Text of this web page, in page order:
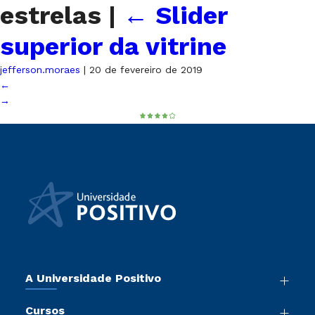
estrelas | ← Slider
superior da vitrine
jefferson.moraes | 20 de fevereiro de 2019
←
→
A Universidade Positivo
Cursos